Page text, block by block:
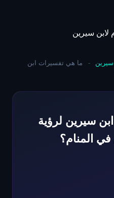
content
لابن سيرين
سيرين -
ما هي تفسيرات ابن
سيرين لرؤية
المنام؟